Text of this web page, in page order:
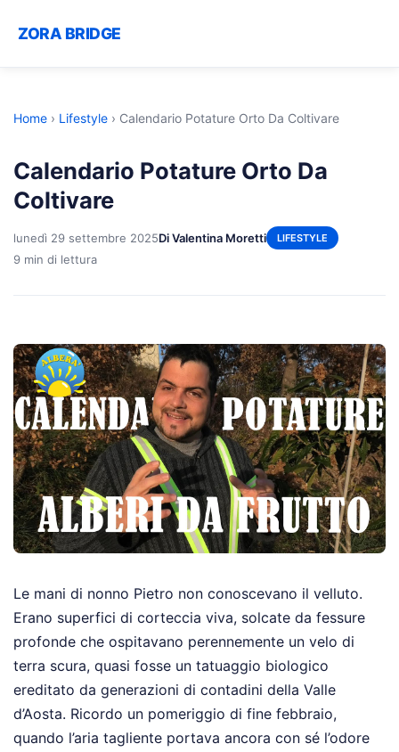
ZORA BRIDGE
Home › Lifestyle › Calendario Potature Orto Da Coltivare
Calendario Potature Orto Da
Coltivare
lunedì 29 settembre 2025Di Valentina Moretti LIFESTYLE
9 min di lettura
Le mani di nonno Pietro non conoscevano il velluto.
Erano superfici di corteccia viva, solcate da fessure
profonde che ospitavano perennemente un velo di
terra scura, quasi fosse un tatuaggio biologico
ereditato da generazioni di contadini della Valle
d’Aosta. Ricordo un pomeriggio di fine febbraio,
quando l’aria tagliente portava ancora con sé l’odore